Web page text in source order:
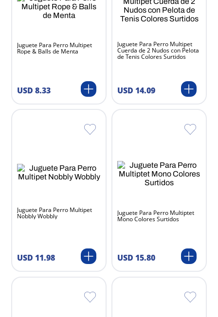
Juguete Para Perro Multipet
Rope & Balls de Menta
USD 8.33
Juguete Para Perro Multipet
Cuerda de 2 Nudos con Pelota
de Tenis Colores Surtidos
USD 14.09
Juguete Para Perro Multipet
Nobbly Wobbly
USD 11.98
Juguete Para Perro Multiptet
Mono Colores Surtidos
USD 15.80